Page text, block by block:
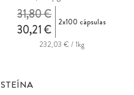
30,21 €
31,80 € 2x100 cápsulas
232,03 € / 1kg